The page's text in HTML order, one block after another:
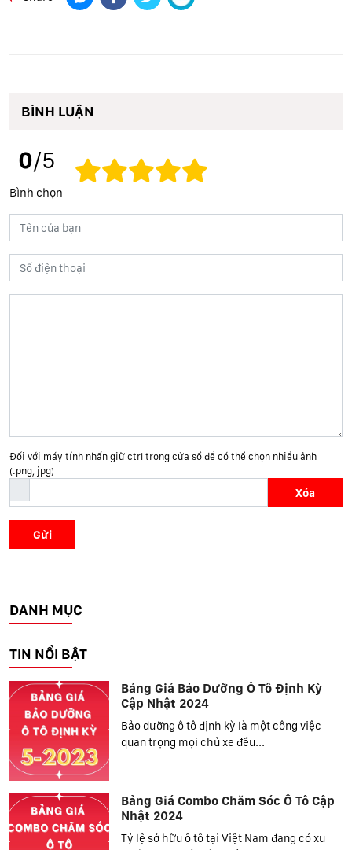
BÌNH LUẬN
0/5
Bình chọn
Đối với máy tính nhấn giữ ctrl trong cửa sổ để có thể chọn nhiều ảnh
(.png, jpg)
Xóa
Gửi
DANH MỤC
TIN NỔI BẬT
Bảng Giá Bảo Dưỡng Ô Tô Định Kỳ
Cập Nhật 2024
Bảo dưỡng ô tô định kỳ là một công việc
quan trọng mọi chủ xe đều...
Bảng Giá Combo Chăm Sóc Ô Tô Cập
Nhật 2024
Tỷ lệ sở hữu ô tô tại Việt Nam đang có xu